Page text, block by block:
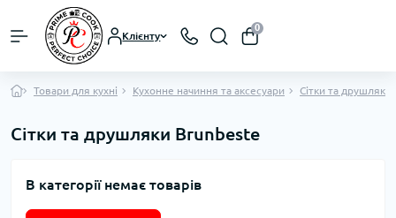
Клієнту
0
Товари для кухні Кухонне начиння та аксесуари Сітки та друшляки
Сітки та друшляки Brunbeste
В категорії немає товарів